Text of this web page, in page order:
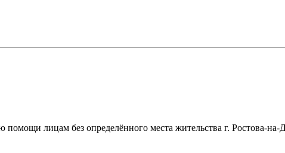
лицам без определённого места жительства г. Ростова-на-